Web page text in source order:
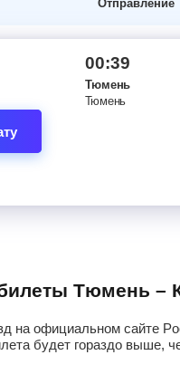
Отправление
00:39
Тюмень
Тюмень
Тюмень –
на официальном сайте
будет гораздо выше,